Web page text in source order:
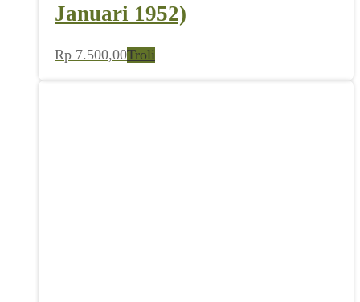
Januari 1952)
Rp 7.500,00Troli